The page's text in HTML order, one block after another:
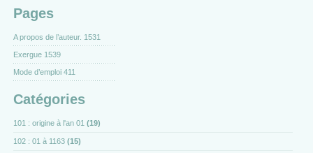
Pages
A propos de l’auteur. 1531
Exergue 1539
Mode d’emploi 411
Catégories
101 : origine à l'an 01 (19)
102 : 01 à 1163 (15)